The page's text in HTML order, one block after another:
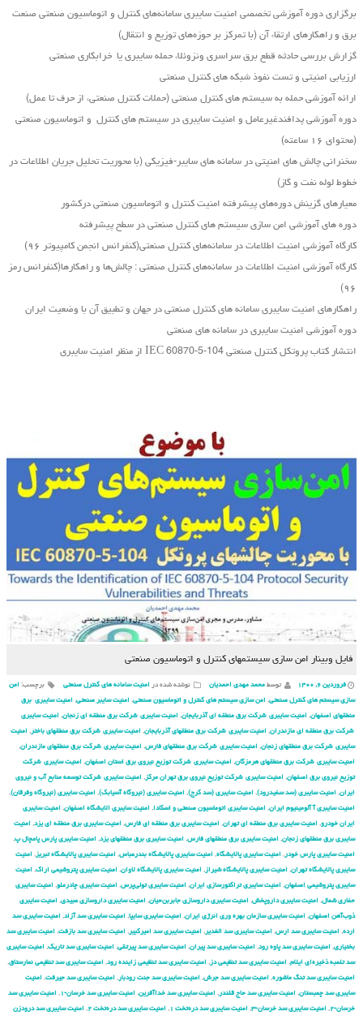
برگزاری دوره آموزشی تخصصی امنیت سایبری سامانه‌های کنترل و اتوماسیون صنعتی صنعت
برق و راهکارهای ارتقاء آن (با تمرکز بر حوزه‌های توزیع و انتقال)
گزارش بررسی حادثه قطع برق سراسری ونزوئلا، حمله سایبری یا خرابکاری صنعتی
ارزیابی امنیتی و تست نفوذ شبکه های کنترل صنعتی
ارائه آموزشی حمله به سیستم های کنترل صنعتی (حملات کنترل صنعتی، از حرف تا عمل)
دوره آموزشی پدافندغیرعامل و امنیت سایبری در سیستم های کنترل و اتوماسیون صنعتی
(محتوای ۱۶ ساعته)
سخنرانی چالش های امنیتی در سامانه های سایبر-فیزیکی (با محوریت تحلیل جریان اطلاعات در
خطوط لوله نفت و گاز)
معیارهای گزینش دوره‌های پیشرفته امنیت کنترل و اتوماسیون صنعتی درکشور
دوره های آموزشی امن سازی سیستم های کنترل صنعتی در سطح پیشرفته
کارگاه آموزشی امنیت اطلاعات در سامانه‌های کنترل صنعتی(کنفرانس انجمن کامپیوتر ۹۶)
کارگاه آموزشی امنیت اطلاعات در سامانه‌های کنترل صنعتی : چالش‌ها و راهکارها(کنفرانس رمز
۹۶)
راهکارهای امنیت سایبری سامانه های کنترل صنعتی در جهان و تطبیق آن با وضعیت ایران
دوره آموزشی امنیت سایبری در سامانه های صنعتی
انتشار کتاب پروتکل کنترل صنعتی IEC 60870-5-104 از منظر امنیت سایبری
فایل وبینار امن سازی سیستم‏های کنترل و اتوماسیون صنعتی
فروردین ۶, ۱۴۰۰ توسط محمد مهدی احمدیان نوشته شده در امنیت سامانه های کنترل صنعتی برچسب: امن
سازی سیستم های کنترل صنعتی, امن سازی سیستم های کنترل و اتوماسیون صنعتی, امنیت سایبر صنعتی, امنیت سایبری برق
منطقهای اصفهان, امنیت سایبری شركت برق منطقه ای آذربایجان, امنیت سایبری شركت برق منطقه ای زنجان, امنیت سایبری
شركت برق منطقه ای مازندران, امنیت سایبری شركت برق منطقهای آذربایجان, امنیت سایبری شركت برق منطقهای باختر , امنیت
سایبری شركت برق منطقهای زنجان, امنیت سایبری شركت برق منطقهای فارس, امنیت سایبری شركت برق منطقهای مازندران,
امنیت سایبری شركت برق منطقهای هرمزگان, امنیت سایبری شركت توزیع نیروی برق استان اصفهان, امنیت سایبری شركت
توزیع نیروی برق اصفهان, امنیت سایبری شركت توزیع نیروی برق تهران مركز , امنیت سایبری شركت توسعه منابع آب و نیروی
ایران, امنیت سایبری (سد سفیدرود), امنیت سایبری (سد کرج), امنیت سایبری (نیروگاه آسیابک), امنیت سایبری (نیروگاه وفرقان),
امنیت سایبری آ آلومینیوم ایران, امنیت سایبری اتوماسیون صنعتی و اسکادا, امنیت سایبری الایشگاه اصفهان, امنیت سایبری
ایران خودرو, امنیت سایبری برق منطقه ای تهران, امنیت سایبری برق منطقه ای فارس, امنیت سایبری برق منطقه ای یزد, امنیت
سایبری برق منطقهای زنجان, امنیت سایبری برق منطقهای فارس, امنیت سایبری برق منطقهای یزد, امنیت سایبری پارس پامچال پ,
امنیت سایبری پارس خودر , امنیت سایبری پالایشگاه, امنیت سایبری پالایشگاه بندرعباس, امنیت سایبری پالایشگاه تبریز , امنیت
سایبری پالایشگاه تهران, امنیت سایبری پالایشگاه شیراز , امنیت سایبری پالایشگاه لاوان, امنیت سایبری پتروشیمی اراک, امنیت
سایبری پتروشیمی اصفهان, امنیت سایبری تراکتورسازی ایران, امنیت سایبری تولی‌پرس, امنیت سایبری چادرملو, امنیت سایبری
حفاری شمال, امنیت سایبری داروپخش, امنیت سایبری داروسازی جابربن‌حیان, امنیت سایبری داروسازی عبیدی, امنیت سایبری
ذوب‌آهن اصفهان, امنیت سایبری سازمان بهره وری انرژی ایران, امنیت سایبری سایپا, امنیت سایبری سد آزاد, امنیت سایبری سد
ارده, امنیت سایبری سد ارس, امنیت سایبری سد الغدیر , امنیت سایبری سد امیرکبیر , امنیت سایبری سد بازفت, امنیت سایبری سد
بختیاری, امنیت سایبری سد پاوه رود, امنیت سایبری سد پیران, امنیت سایبری سد پیرتقی, امنیت سایبری سد تاریک, امنیت سایبری
سد تلمبه ذخیره‌ای ایلام, امنیت سایبری سد تنظیمی دز , امنیت سایبری سد تنظیمی زاینده رود, امنیت سایبری سد تنظیمی نمارستاق,
امنیت سایبری سد تنگ ماشوره, امنیت سایبری سد جرش, امنیت سایبری سد جنت رودبار , امنیت سایبری سد جیرفت, امنیت
سایبری سد چمبستان, امنیت سایبری سد حاج قلندر , امنیت سایبری سد خداآفرین, امنیت سایبری سد خرسان-۱ , امنیت سایبری سد
خرسان-۲ , امنیت سایبری سد خرسان-۳ , امنیت سایبری سد دره‌تخت ۱ , امنیت سایبری سد دره‌تخت ۲ , امنیت سایبری سد درودزن